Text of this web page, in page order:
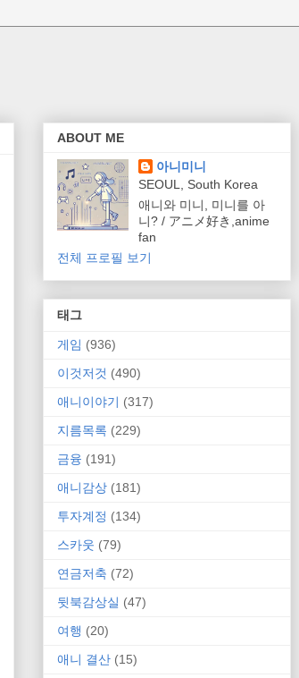
ABOUT ME
아니미니
SEOUL, South Korea
애니와 미니, 미니를 아
니? / アニメ好き,anime
fan
전체 프로필 보기
태그
게임 (936)
이것저것 (490)
애니이야기 (317)
지름목록 (229)
금융 (191)
애니감상 (181)
투자계정 (134)
스카웃 (79)
연금저축 (72)
뒷북감상실 (47)
여행 (20)
애니 결산 (15)